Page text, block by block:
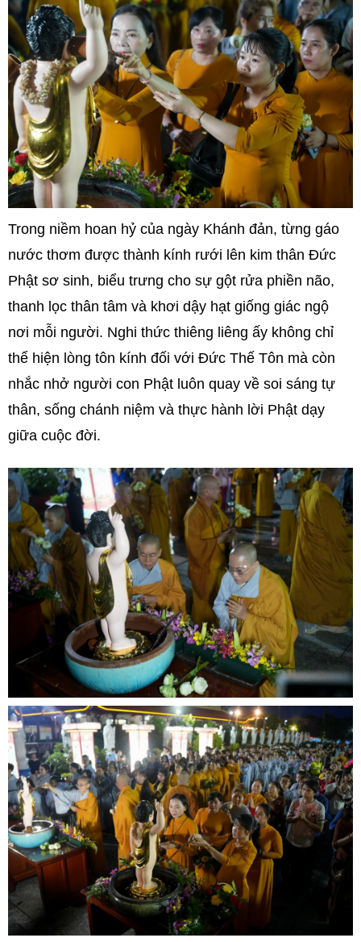
Trong niềm hoan hỷ của ngày Khánh đản, từng gáo
nước thơm được thành kính rưới lên kim thân Đức
Phật sơ sinh, biểu trưng cho sự gột rửa phiền não,
thanh lọc thân tâm và khơi dậy hạt giống giác ngộ
nơi mỗi người. Nghi thức thiêng liêng ấy không chỉ
thể hiện lòng tôn kính đối với Đức Thế Tôn mà còn
nhắc nhở người con Phật luôn quay về soi sáng tự
thân, sống chánh niệm và thực hành lời Phật dạy
giữa cuộc đời.